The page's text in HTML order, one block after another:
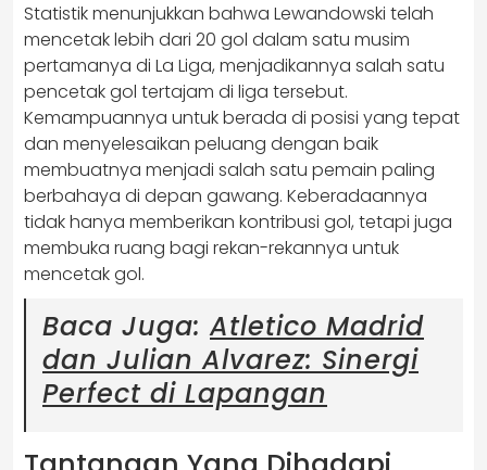
Statistik menunjukkan bahwa Lewandowski telah
mencetak lebih dari 20 gol dalam satu musim
pertamanya di La Liga, menjadikannya salah satu
pencetak gol tertajam di liga tersebut.
Kemampuannya untuk berada di posisi yang tepat
dan menyelesaikan peluang dengan baik
membuatnya menjadi salah satu pemain paling
berbahaya di depan gawang. Keberadaannya
tidak hanya memberikan kontribusi gol, tetapi juga
membuka ruang bagi rekan-rekannya untuk
mencetak gol.
Baca Juga:Atletico Madrid
dan Julian Alvarez: Sinergi
Perfect di Lapangan